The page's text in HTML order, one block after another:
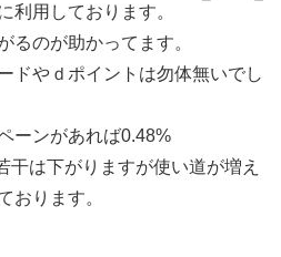
利用しております。
るのが助かってます。
ドやｄポイントは勿体無いでし
ーンがあれば0.48%
干は下がりますが使い道が増え
おります。